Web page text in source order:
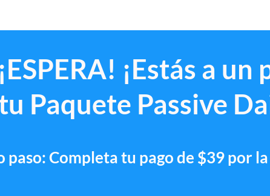
¡Estás a
Paquete Passive
paso: Completa tu pago de $39 por